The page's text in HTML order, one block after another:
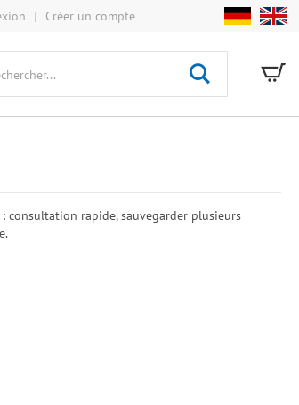
Créer un compte
Rechercher
consultation rapide, sauvegarder plusieurs